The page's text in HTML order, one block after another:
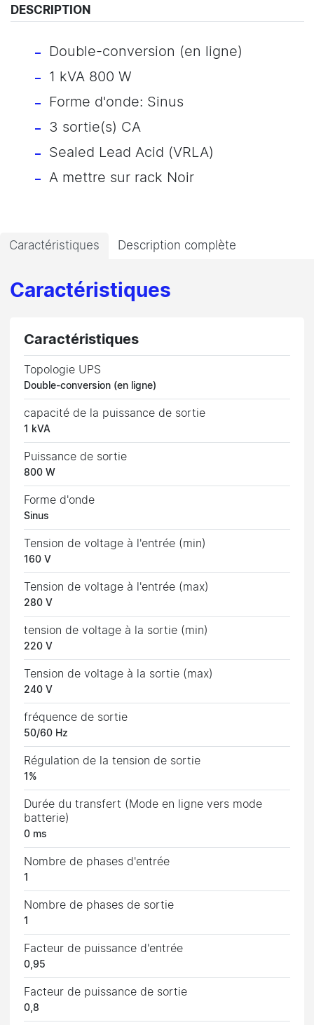
DESCRIPTION
Double-conversion (en ligne)
1 kVA 800 W
Forme d'onde: Sinus
3 sortie(s) CA
Sealed Lead Acid (VRLA)
A mettre sur rack Noir
Caractéristiques Description complète
Caractéristiques
Caractéristiques
Topologie UPS
Double-conversion (en ligne)
capacité de la puissance de sortie
1 kVA
Puissance de sortie
800 W
Forme d'onde
Sinus
Tension de voltage à l'entrée (min)
160 V
Tension de voltage à l'entrée (max)
280 V
tension de voltage à la sortie (min)
220 V
Tension de voltage à la sortie (max)
240 V
fréquence de sortie
50/60 Hz
Régulation de la tension de sortie
1%
Durée du transfert (Mode en ligne vers mode
batterie)
0 ms
Nombre de phases d'entrée
1
Nombre de phases de sortie
1
Facteur de puissance d'entrée
0,95
Facteur de puissance de sortie
0,8